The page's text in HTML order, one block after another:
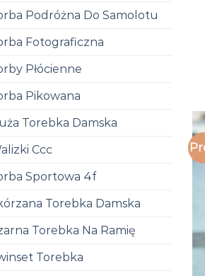
Podróżna Do Samolotu
Fotograficzna
Płócienne
Pikowana
Torebka Damska
Ccc
Sportowa 4f
Torebka Damska
Torebka Na Ramię
Torebka